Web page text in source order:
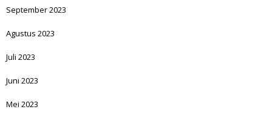
September 2023
Agustus 2023
Juli 2023
Juni 2023
Mei 2023